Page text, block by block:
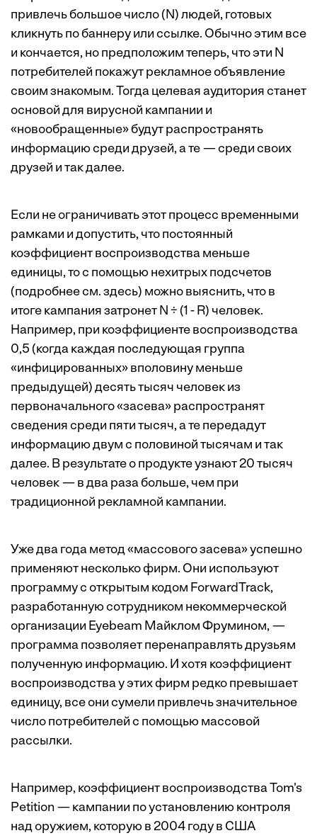
привлечь большое число (N) людей, готовых
кликнуть по баннеру или ссылке. Обычно этим все
и кончается, но предположим теперь, что эти N
потребителей покажут рекламное объявление
своим знакомым. Тогда целевая аудитория станет
основой для вирусной кампании и
«новообращенные» будут распространять
информацию среди друзей, а те — среди своих
друзей и так далее.
Если не ограничивать этот процесс временными
рамками и допустить, что постоянный
коэффициент воспроизводства меньше
единицы, то с помощью нехитрых подсчетов
(подробнее см. здесь) можно выяснить, что в
итоге кампания затронет N ÷ (1 - R) человек.
Например, при коэффициенте воспроизводства
0,5 (когда каждая последующая группа
«инфицированных» вполовину меньше
предыдущей) десять тысяч человек из
первоначального «засева» распространят
сведения среди пяти тысяч, а те передадут
информацию двум с половиной тысячам и так
далее. В результате о продукте узнают 20 тысяч
человек — в два раза больше, чем при
традиционной рекламной кампании.
Уже два года метод «массового засева» успешно
применяют несколько фирм. Они используют
программу с открытым кодом ForwardTrack,
разработанную сотрудником некоммерческой
организации Eyebeam Майклом Фрумином, —
программа позволяет перенаправлять друзьям
полученную информацию. И хотя коэффициент
воспроизводства у этих фирм редко превышает
единицу, все они сумели привлечь значительное
число потребителей с помощью массовой
рассылки.
Например, коэффициент воспроизводства Tom's
Petition — кампании по установлению контроля
над оружием, которую в 2004 году в США